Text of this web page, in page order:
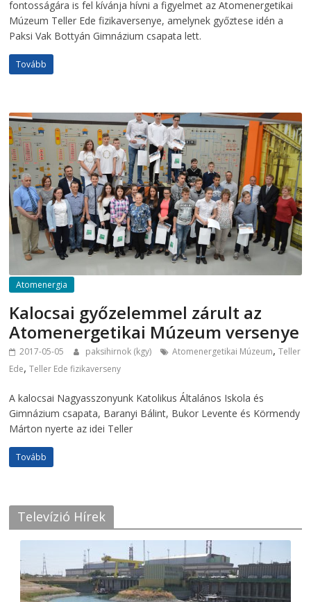
fontosságára is fel kívánja hívni a figyelmet az Atomenergetikai
Múzeum Teller Ede fizikaversenye, amelynek győztese idén a
Paksi Vak Bottyán Gimnázium csapata lett.
Tovább
Atomenergia
Kalocsai győzelemmel zárult az
Atomenergetikai Múzeum versenye
2017-05-05 paksihirnok (kgy) Atomenergetikai Múzeum,Teller
Ede,Teller Ede fizikaverseny
A kalocsai Nagyasszonyunk Katolikus Általános Iskola és
Gimnázium csapata, Baranyi Bálint, Bukor Levente és Körmendy
Márton nyerte az idei Teller
Tovább
Televízió Hírek